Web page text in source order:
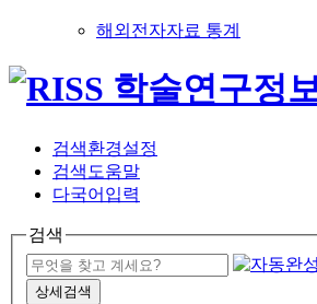
해외전자자료 통계
검색환경설정
검색도움말
다국어입력
검색
상세검색